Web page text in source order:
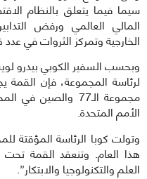
سيما فيما يتعلق بالنظام
المالي العالمي ورفض
الخارجية وتمركز الثروات في
وبحسب السفير الكوبي بيدرو
لرئاسة المجموعة، فإن
مجموعة الـ77
الأمم المتحدة.
وتولت كوبا الرئاسة المؤقتة
هذا العام. وتنعقد القمة تحت
العلم والتكنولوجيا والابتكار”.